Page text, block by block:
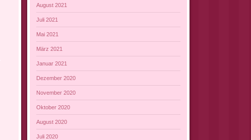
August 2021
Juli 2021
Mai 2021
März 2021
Januar 2021
Dezember 2020
November 2020
Oktober 2020
August 2020
Juli 2020